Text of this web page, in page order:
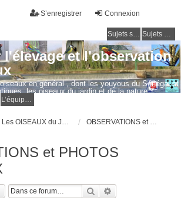
Connexion
S’enregistrer
Sujets sans réponse Sujets actifs
l'élevage et l'observation
en général , dont les youyous du Sénégal et
les oiseaux du jardin et de la nature.
et PHOTOS
Rechercher